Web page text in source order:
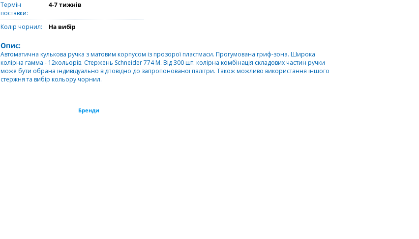
Термін
поставки:
4-7 тижнів
Колір чорнил: На вибір
Опис:
Автоматична кулькова ручка з матовим корпусом із прозорої пластмаси. Прогумована гриф-зона. Широка
колірна гамма - 12кольорів. Стержень Schneider 774 M. Від 300 шт. колірна комбінація складових частин ручки
може бути обрана індивідуально відповідно до запропонованої палітри. Також можливо використання іншого
стержня та вибір кольору чорнил.
Бренди